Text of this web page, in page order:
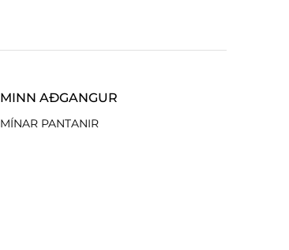
MINN AÐGANGUR
MÍNAR PANTANIR